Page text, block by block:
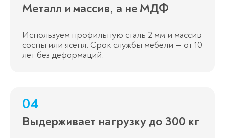
Металл и массив, а не МДФ
Используем профильную сталь 2 мм и массив
сосны или ясеня. Срок службы мебели — от 10
лет без деформаций.
04
Выдерживает нагрузку до 300 кг